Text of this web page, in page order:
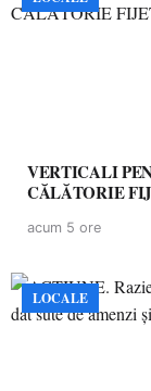
VERTICALI
CĂLĂTORIE
acum 5 ore
LOCALE